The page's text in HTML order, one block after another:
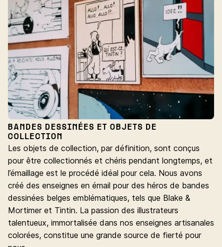
BANDES DESSINÉES ET OBJETS DE
COLLECTION
Les objets de collection, par définition, sont conçus
pour être collectionnés et chéris pendant longtemps, et
l’émaillage est le procédé idéal pour cela. Nous avons
créé des enseignes en émail pour des héros de bandes
dessinées belges emblématiques, tels que Blake &
Mortimer et Tintin. La passion des illustrateurs
talentueux, immortalisée dans nos enseignes artisanales
colorées, constitue une grande source de fierté pour